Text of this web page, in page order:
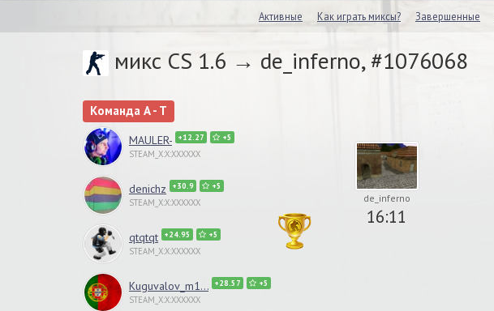
Активные Как играть миксы? Завершенные
микс CS 1.6 → de_inferno, #1076068
Команда A - T
MAULER- +12.27 +5
STEAM_X:X:XXXXXX
denichz +30.9 +5
STEAM_X:X:XXXXXX
qtqtqt +24.95 +5
STEAM_X:X:XXXXXX
Kuguvalov_m1... +28.57 +5
STEAM_X:X:XXXXXX
de_inferno
16:11